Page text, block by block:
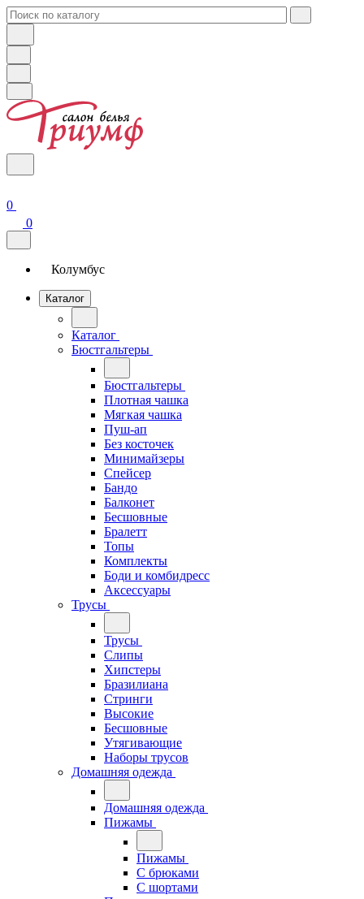
0
0
Колумбус
Каталог
Каталог
Бюстгальтеры
Бюстгальтеры
Плотная чашка
Мягкая чашка
Пуш-ап
Без косточек
Минимайзеры
Спейсер
Бандо
Балконет
Бесшовные
Бралетт
Топы
Комплекты
Боди и комбидресс
Аксессуары
Трусы
Трусы
Слипы
Хипстеры
Бразилиана
Стринги
Высокие
Бесшовные
Утягивающие
Наборы трусов
Домашняя одежда
Домашняя одежда
Пижамы
Пижамы
С брюками
С шортами